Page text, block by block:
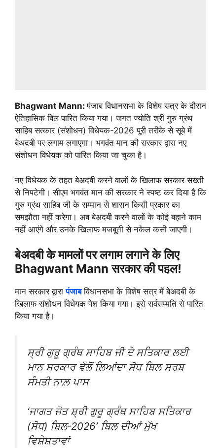
Bhagwant Mann:पंजाब विधानसभा के विशेष सत्र के दौरान
ऐतिहासिक बिल पारित किया गया। जगत ज्योति श्री गुरु ग्रंथ
साहिब सत्कार (संशोधन) विधेयक-2026 पूरी तरीके से सूबे में
बेअदबी पर लगाम लगाएगा। भगवंत मान की सरकार द्वारा नए
संशोधन विधेयक को पारित किया जा चुका है।
नए विधेयक के तहत बेअदबी करने वालों के खिलाफ सरकार सख्ती
से निपटेगी। सीएम भगवंत मान की सरकार ने स्पष्ट कर दिया है कि
गुरु ग्रंथ साहिब जी के सम्मान से शासन किसी प्रकार का
समझौता नहीं करेगा। अब बेअदबी करने वालों के कोई बहाने काम
नहीं आएंगे और उनके खिलाफ मजबूती से नकेल कसी जाएगी।
बेअदबी के मामलों पर लगाम लगाने के लिए
Bhagwant Mann सरकार की पहल!
मान सरकार द्वारापंजाब विधानसभा के विशेष सत्र में बेअदबी के
खिलाफ संशोधन विधेयक पेश किया गया। इसे सर्वसम्मति से पारित
किया गया है।
ਸ੍ਰੀ ਗੁਰੂ ਗ੍ਰੰਥ ਸਾਹਿਬ ਜੀ ਦੇ ਸਤਿਕਾਰ ਲਈ
ਮਾਨ ਸਰਕਾਰ ਵੱਲੋਂ ਲਿਆਂਦਾ ਸੋਧ ਬਿਲ ਸਰਬ
ਸੰਮਤੀ ਨਾਲ਼ ਪਾਸ
‘ਜਾਗਤ ਜੋਤ ਸ਼੍ਰੀ ਗੁਰੂ ਗ੍ਰੰਥ ਸਾਹਿਬ ਸਤਿਕਾਰ
(ਸੋਧ) ਬਿਲ-2026’ ਬਿਲ ਦੀਆਂ ਮੁੱਖ
ਵਿਸ਼ੇਸ਼ਤਾਵਾਂ